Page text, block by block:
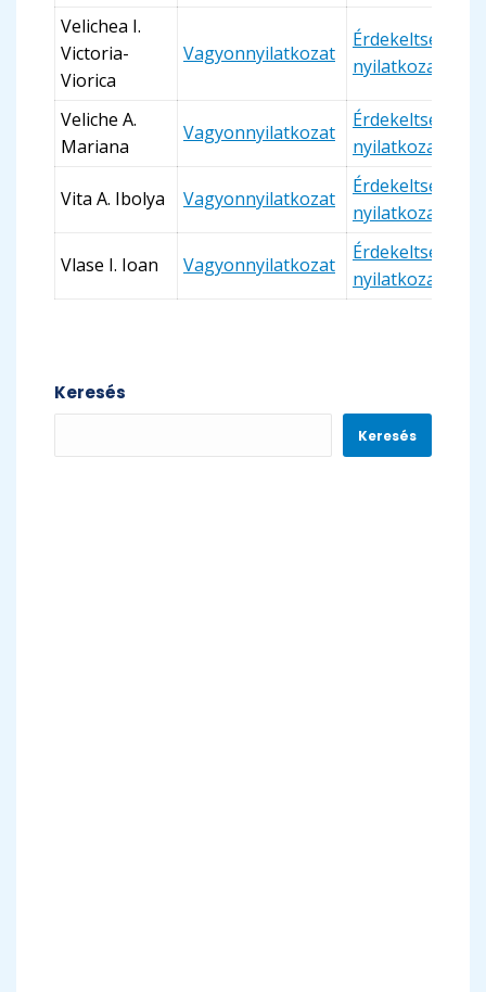
Velichea I.
Victoria-
Viorica
Vagyonnyilatkozat
Érdekeltségi
nyilatkozat
Veliche A.
Mariana
Vagyonnyilatkozat
Érdekeltségi
nyilatkozat
Vita A. Ibolya Vagyonnyilatkozat
Érdekeltségi
nyilatkozat
Vlase I. Ioan Vagyonnyilatkozat
Érdekeltségi
nyilatkozat
Keresés
Keresés